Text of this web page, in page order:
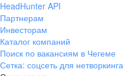
HeadHunter API
Партнерам
Инвесторам
Каталог компаний
Поиск по вакансиям в Чегеме
Сетка: соцсеть для нетворкинга